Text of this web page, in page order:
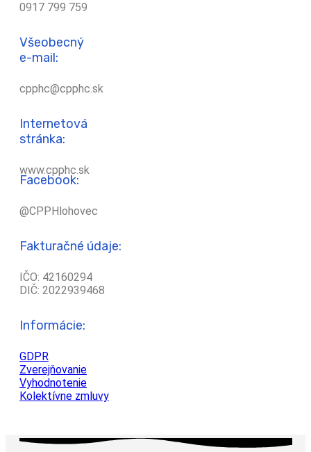
0917 799 759
Všeobecný
e-mail:
cpphc@cpphc.sk
Internetová
stránka:
www.cpphc.sk
Facebook:
@CPPHlohovec
Fakturačné údaje:
IČO: 42160294
DIČ: 2022939468
Informácie:
GDPR
Zverejňovanie
Vyhodnotenie
Kolektívne zmluvy